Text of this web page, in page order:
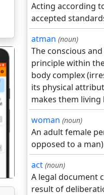
Acting according
accepted
atman (noun)
The conscious
principle within
body complex
its physical
makes them living
woman (noun)
An adult female
opposed to a
act (noun)
A legal document
result of